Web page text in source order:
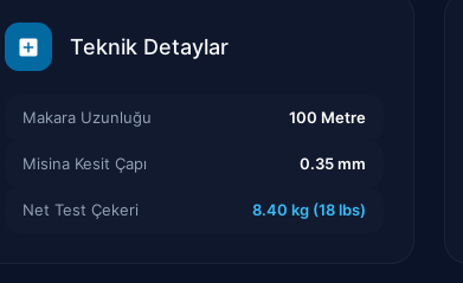
Teknik Detaylar
Makara Uzunluğu 100 Metre
Misina Kesit Çapı 0.35 mm
Net Test Çekeri 8.40 kg (18 lbs)